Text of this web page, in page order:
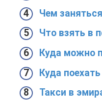
Чем
Что взять в
Куда можно
Куда
Такси в